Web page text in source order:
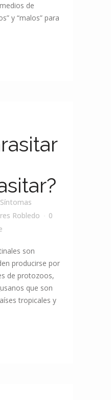
de
y “malos” para
Síntomas
Robledo
0
son
producirse por
de protozoos,
que son
tropicales y